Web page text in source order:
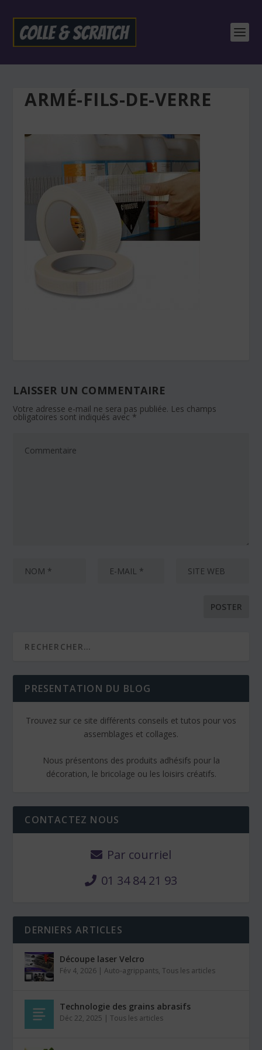
ARMÉ-FILS-DE-VERRE
LAISSER UN COMMENTAIRE
Votre adresse e-mail ne sera pas publiée. Les champs
obligatoires sont indiqués avec *
PRESENTATION DU BLOG
Trouvez sur ce site différents conseils et tutos pour vos
assemblages et collages.
Nous présentons des produits adhésifs pour la
décoration, le bricolage ou les loisirs créatifs.
CONTACTEZ NOUS
Par courriel
01 34 84 21 93
DERNIERS ARTICLES
Découpe laser Velcro
Fév 4, 2026 |Auto-agrippants,Tous les articles
Technologie des grains abrasifs
Déc 22, 2025 |Tous les articles